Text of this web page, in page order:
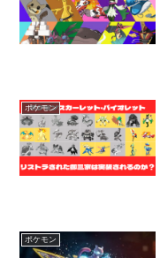
ポケモン
ポケモン